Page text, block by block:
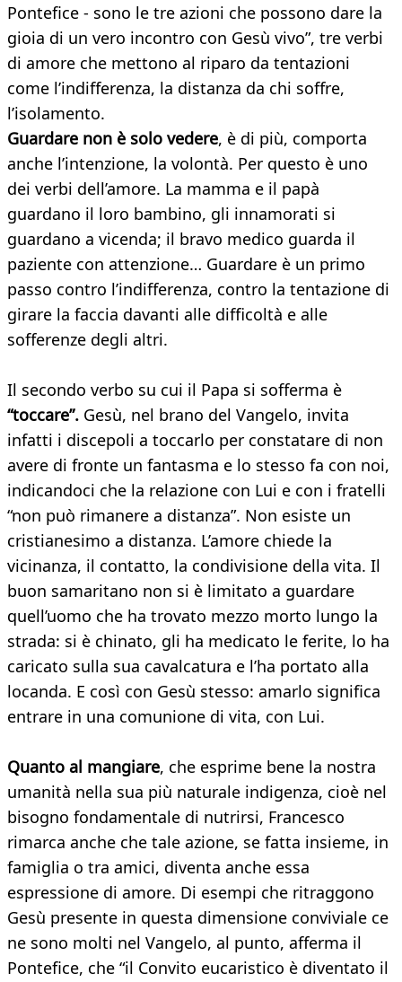
Pontefice - sono le tre azioni che possono dare la
gioia di un vero incontro con Gesù vivo”, tre verbi
di amore che mettono al riparo da tentazioni
come l’indifferenza, la distanza da chi soffre,
l’isolamento.
Guardare non è solo vedere, è di più, comporta
anche l’intenzione, la volontà. Per questo è uno
dei verbi dell’amore. La mamma e il papà
guardano il loro bambino, gli innamorati si
guardano a vicenda; il bravo medico guarda il
paziente con attenzione… Guardare è un primo
passo contro l’indifferenza, contro la tentazione di
girare la faccia davanti alle difficoltà e alle
sofferenze degli altri.
Il secondo verbo su cui il Papa si sofferma è
“toccare”. Gesù, nel brano del Vangelo, invita
infatti i discepoli a toccarlo per constatare di non
avere di fronte un fantasma e lo stesso fa con noi,
indicandoci che la relazione con Lui e con i fratelli
“non può rimanere a distanza”. Non esiste un
cristianesimo a distanza. L’amore chiede la
vicinanza, il contatto, la condivisione della vita. Il
buon samaritano non si è limitato a guardare
quell’uomo che ha trovato mezzo morto lungo la
strada: si è chinato, gli ha medicato le ferite, lo ha
caricato sulla sua cavalcatura e l’ha portato alla
locanda. E così con Gesù stesso: amarlo significa
entrare in una comunione di vita, con Lui.
Quanto al mangiare, che esprime bene la nostra
umanità nella sua più naturale indigenza, cioè nel
bisogno fondamentale di nutrirsi, Francesco
rimarca anche che tale azione, se fatta insieme, in
famiglia o tra amici, diventa anche essa
espressione di amore. Di esempi che ritraggono
Gesù presente in questa dimensione conviviale ce
ne sono molti nel Vangelo, al punto, afferma il
Pontefice, che “il Convito eucaristico è diventato il